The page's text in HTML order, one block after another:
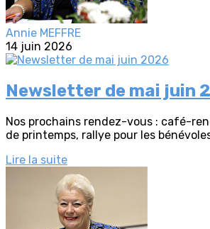
Annie MEFFRE
14 juin 2026
Newsletter de mai juin
Nos prochains rendez-vous : café-
de printemps, rallye pour les
Lire la suite